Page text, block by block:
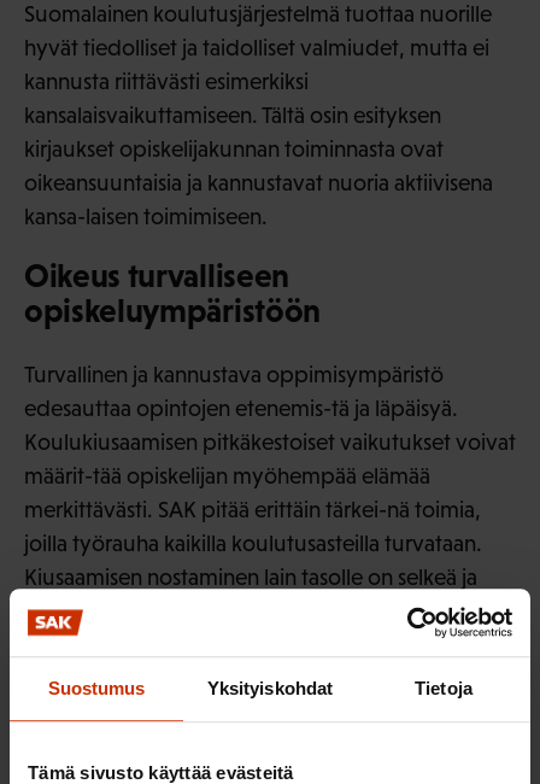
Suostumus Yksityiskohdat Tietoja
Tämä sivusto käyttää evästeitä
Suomalainen koulutusjärjestelmä tuottaa nuorille
hyvät tiedolliset ja taidolliset valmiudet, mutta ei
kannusta riittävästi esimerkiksi
kansalaisvaikuttamiseen. Tältä osin esityksen
kirjaukset opiskelijakunnan toiminnasta ovat
oikeansuuntaisia ja kannustavat nuoria aktiivisena
kansa-laisen toimimiseen.
Oikeus turvalliseen
opiskeluympäristöön
Turvallinen ja kannustava oppimisympäristö
edesauttaa opintojen etenemis-tä ja läpäisyä.
Koulukiusaamisen pitkäkestoiset vaikutukset voivat
määrit-tää opiskelijan myöhempää elämää
merkittävästi. SAK pitää erittäin tärkei-nä toimia,
joilla työrauha kaikilla koulutusasteilla turvataan.
Kiusaamisen nostaminen lain tasolle on selkeä ja
velvoittava viesti asian vakavuudesta.
Opiskelijalta perittävät maksut
Opiskelijalta perittävät maksut ja opiskelusta